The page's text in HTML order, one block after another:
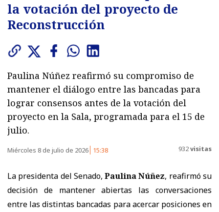
la votación del proyecto de
Reconstrucción
Paulina Núñez reafirmó su compromiso de
mantener el diálogo entre las bancadas para
lograr consensos antes de la votación del
proyecto en la Sala, programada para el 15 de
julio.
Miércoles 8 de julio de 2026 15:38 932visitas
La presidenta del Senado, Paulina Núñez, reafirmó su
decisión de mantener abiertas las conversaciones
entre las distintas bancadas para acercar posiciones en